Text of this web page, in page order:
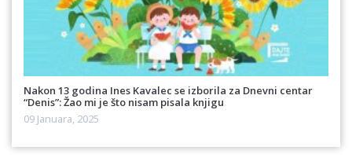
Nakon 13 godina Ines Kavalec se izborila za Dnevni centar
“Denis”: Žao mi je što nisam pisala knjigu
09 Januara, 2025